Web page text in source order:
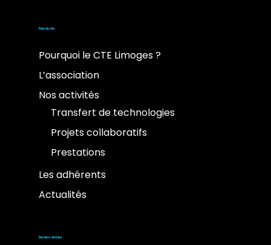
Plan du site
Pourquoi le CTE Limoges ?
L’association
Nos activités
Transfert de technologies
Projets collaboratifs
Prestations
Les adhérents
Actualités
Derniers articles